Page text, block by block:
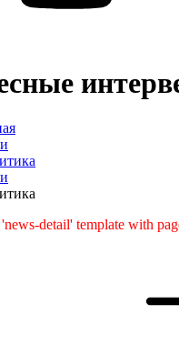
detail' template with